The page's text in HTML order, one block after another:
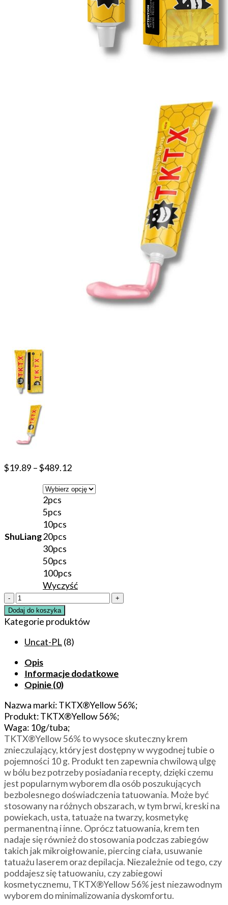
$19.89 –$489.12
ShuLiang
2pcs
5pcs
10pcs
20pcs
30pcs
50pcs
100pcs
Wyczyść
ilość
TKTX®Yellow
56%
Oryginalny
wielozadaniowy
łagodzący
Lidokaina
5%
tatuaży/makijażu
permanentnego/piercingów/depilacji/mikrobladingu/
Dodaj do koszyka
Kategorie produktów
Uncat-PL (8)
Opis
Informacje dodatkowe
Opinie (0)
Nazwa marki: TKTX®Yellow 56%;
Produkt: TKTX®Yellow 56%;
Waga: 10g/tuba;
TKTX®Yellow 56% to wysoce skuteczny krem
znieczulający, który jest dostępny w wygodnej tubie o
pojemności 10 g. Produkt ten zapewnia chwilową ulgę
w bólu bez potrzeby posiadania recepty, dzięki czemu
jest popularnym wyborem dla osób poszukujących
bezbolesnego doświadczenia tatuowania. Może być
stosowany na różnych obszarach, w tym brwi, kreski na
powiekach, usta, tatuaże na twarzy, kosmetykę
permanentną i inne. Oprócz tatuowania, krem ten
nadaje się również do stosowania podczas zabiegów
takich jak mikroigłowanie, piercing ciała, usuwanie
tatuażu laserem oraz depilacja. Niezależnie od tego, czy
poddajesz się tatuowaniu, czy zabiegowi
kosmetycznemu, TKTX®Yellow 56% jest niezawodnym
wyborem do minimalizowania dyskomfortu.